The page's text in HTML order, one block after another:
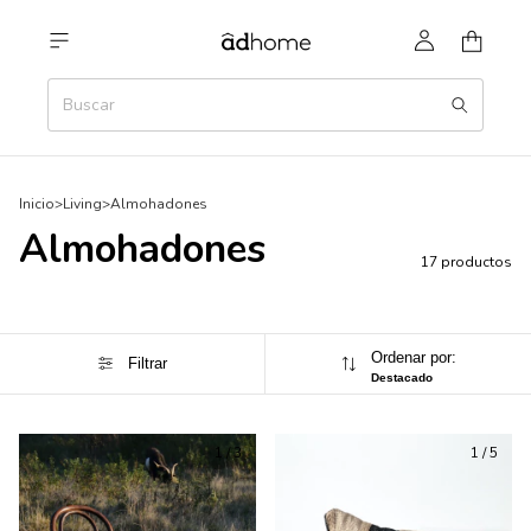
Inicio>Living>Almohadones
Almohadones 17 productos
Filtrar Ordenar por:
Destacado
1 /3 1 /5